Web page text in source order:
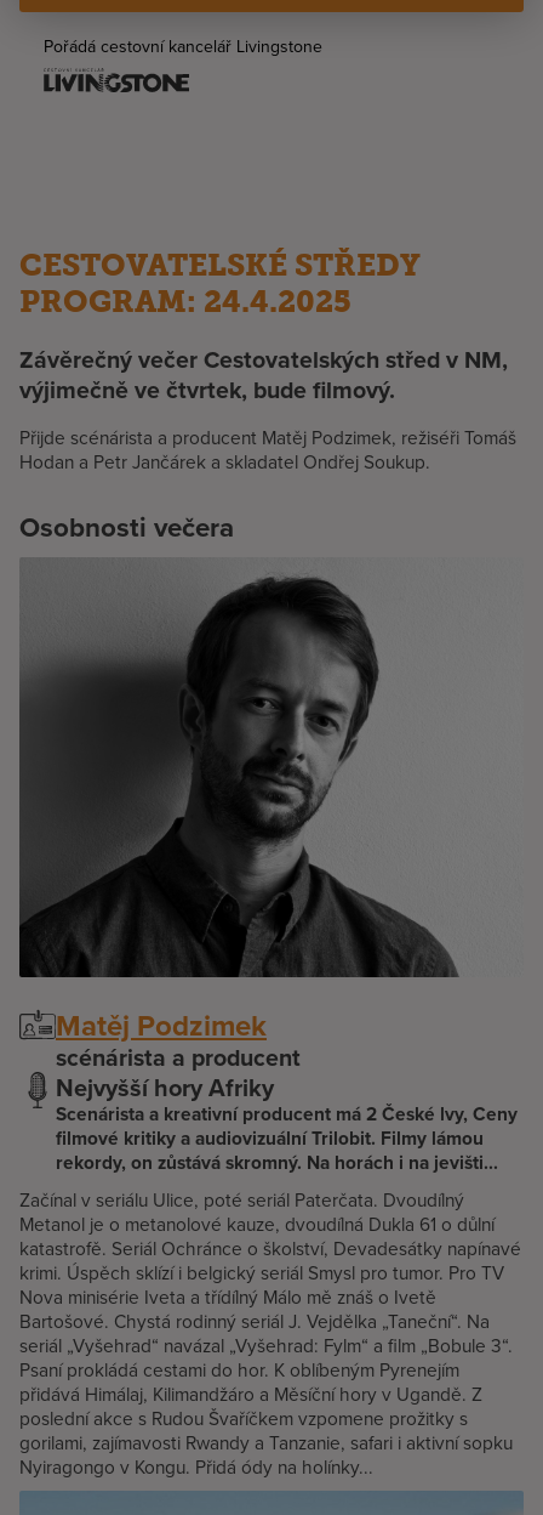
Pořádá cestovní kancelář Livingstone
CESTOVATELSKÉ STŘEDY
PROGRAM: 24.4.2025
Závěrečný večer Cestovatelských střed v NM,
výjimečně ve čtvrtek, bude filmový.
Přijde scénárista a producent Matěj Podzimek, režiséři Tomáš
Hodan a Petr Jančárek a skladatel Ondřej Soukup.
Osobnosti večera
Matěj Podzimek
scénárista a producent
Nejvyšší hory Afriky
Scenárista a kreativní producent má 2 České lvy, Ceny
filmové kritiky a audiovizuální Trilobit. Filmy lámou
rekordy, on zůstává skromný. Na horách i na jevišti...
Začínal v seriálu Ulice, poté seriál Paterčata. Dvoudílný
Metanol je o metanolové kauze, dvoudílná Dukla 61 o důlní
katastrofě. Seriál Ochránce o školství, Devadesátky napínavé
krimi. Úspěch sklízí i belgický seriál Smysl pro tumor. Pro TV
Nova minisérie Iveta a třídílný Málo mě znáš o Ivetě
Bartošové. Chystá rodinný seriál J. Vejdělka „Taneční“. Na
seriál „Vyšehrad“ navázal „Vyšehrad: Fylm“ a film „Bobule 3“.
Psaní prokládá cestami do hor. K oblíbeným Pyrenejím
přidává Himálaj, Kilimandžáro a Měsíční hory v Ugandě. Z
poslední akce s Rudou Švaříčkem vzpomene prožitky s
gorilami, zajímavosti Rwandy a Tanzanie, safari i aktivní sopku
Nyiragongo v Kongu. Přidá ódy na holínky...